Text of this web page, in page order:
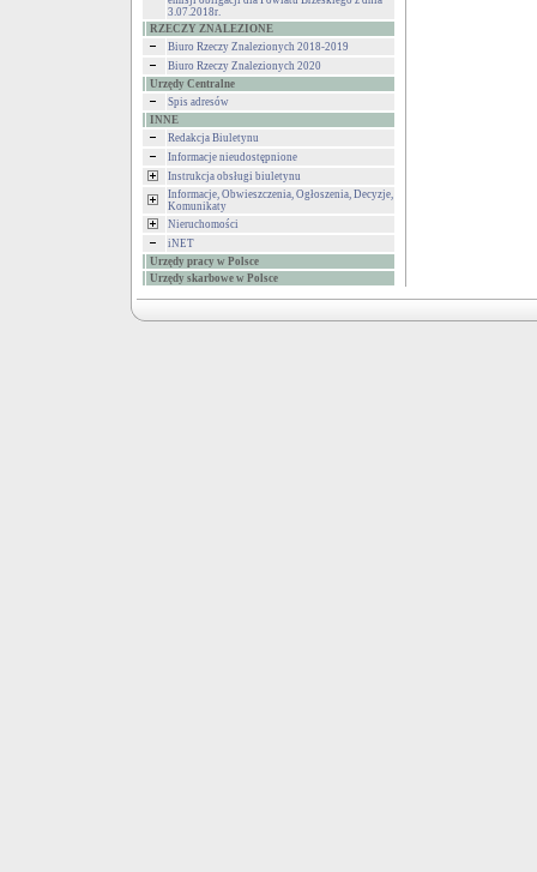
3.07.2018r.
RZECZY ZNALEZIONE
Biuro Rzeczy Znalezionych 2018-2019
Biuro Rzeczy Znalezionych 2020
Urzędy Centralne
Spis adresów
INNE
Redakcja Biuletynu
Informacje nieudostępnione
Instrukcja obsługi biuletynu
Informacje, Obwieszczenia, Ogłoszenia, Decyzje,
Komunikaty
Nieruchomości
iNET
Urzędy pracy w Polsce
Urzędy skarbowe w Polsce